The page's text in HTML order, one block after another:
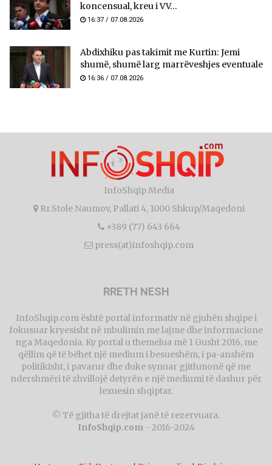
koncensual, kreu i VV...
16:37 / 07.08.2026
Abdixhiku pas takimit me Kurtin: Jemi
shumë, shumë larg marrëveshjes eventuale
16:36 / 07.08.2026
InfoShqip Media
Rr.Stole Naumov, Pallati 4, 1000 Shkup/Maqedoni
+389 (77) 643 664
press(at)infoshqip.com
RRETH NESH
InfoShqip.com është portal informativ në gjuhën shqipe i
fokusuar kryesisht në mbulimin me lajme dhe informacione
nga Maqedonia. Ky portal u themelua më 1 Gusht 2016, me
qëllim që të bëhet një medium i besueshëm, i pa-anshëm
politikisht, i pavarur dhe duke synuar gjithmonë që me
ndershmëri të zhvillojë detyrën e një mediumi të dashur për
lexuesin shqiptar.
© Të gjitha të drejtat janë të rezervuara.
InfoShqip.com- 2016-2024